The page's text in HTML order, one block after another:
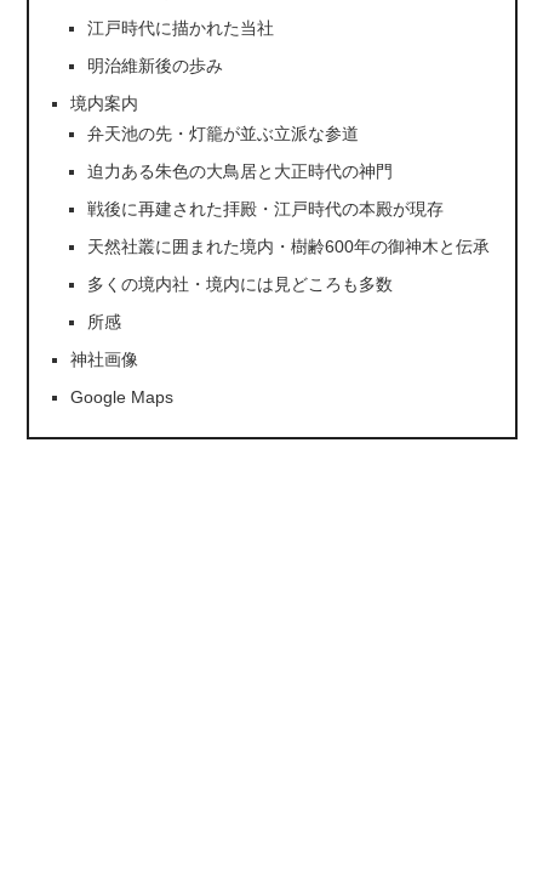
江戸時代に描かれた当社
明治維新後の歩み
境内案内
弁天池の先・灯籠が並ぶ立派な参道
迫力ある朱色の大鳥居と大正時代の神門
戦後に再建された拝殿・江戸時代の本殿が現存
天然社叢に囲まれた境内・樹齢600年の御神木と伝承
多くの境内社・境内には見どころも多数
所感
神社画像
Google Maps